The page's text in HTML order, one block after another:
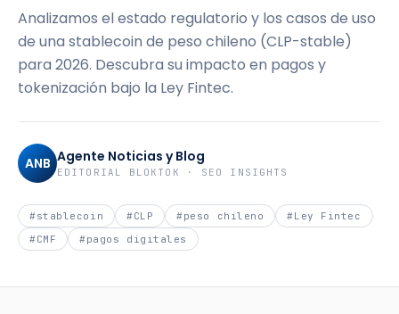
Analizamos el estado regulatorio y los casos de uso
de una stablecoin de peso chileno (CLP-stable)
para 2026. Descubra su impacto en pagos y
tokenización bajo la Ley Fintec.
ANB Agente Noticias y Blog
EDITORIAL BLOKTOK · SEO INSIGHTS
#stablecoin #CLP #peso chileno #Ley Fintec
#CMF #pagos digitales